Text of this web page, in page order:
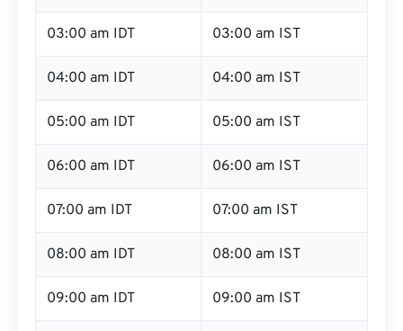
03:00 am IDT 03:00 am IST
04:00 am IDT 04:00 am IST
05:00 am IDT 05:00 am IST
06:00 am IDT 06:00 am IST
07:00 am IDT 07:00 am IST
08:00 am IDT 08:00 am IST
09:00 am IDT 09:00 am IST